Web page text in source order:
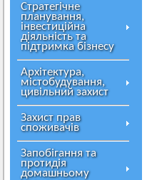
Стратегічне
планування,
інвестиційна
діяльність та
підтримка бізнесу
Архітектура,
містобудування,
цивільний захист
Захист прав
споживачів
Запобігання та
протидія
домашньому